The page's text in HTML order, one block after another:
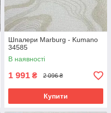
Шпалери Marburg - Kumano
34585
В наявності
1 991 ₴ 2 096 ₴
Купити